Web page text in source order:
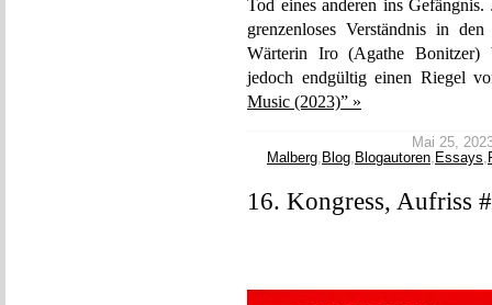
Tod eines anderen ins
grenzenloses Verständnis in
Wärterin Iro (Agathe Bonitzer)
jedoch endgültig einen Riegel
Music (2023)” »
Mai 25,
Malberg, Blog, Blogautoren, Essays,
16. Kongress, Aufriss